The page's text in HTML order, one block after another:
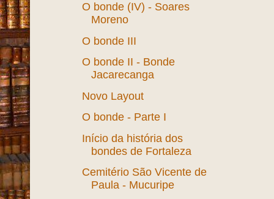
O bonde (IV) - Soares
Moreno
O bonde III
O bonde II - Bonde
Jacarecanga
Novo Layout
O bonde - Parte I
Início da história dos
bondes de Fortaleza
Cemitério São Vicente de
Paula - Mucuripe